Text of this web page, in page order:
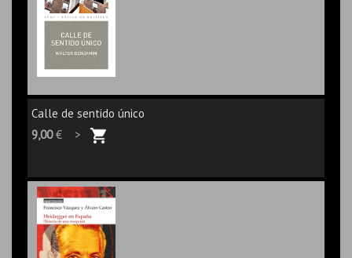
Calle de sentido único
9,00€ >